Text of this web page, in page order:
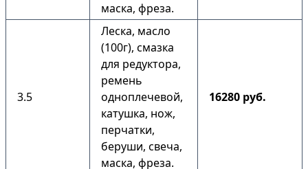
маска, фреза.
3.5
Леска, масло
(100г), смазка
для редуктора,
ремень
одноплечевой,
катушка, нож,
перчатки,
беруши, свеча,
маска, фреза.
16280 руб.